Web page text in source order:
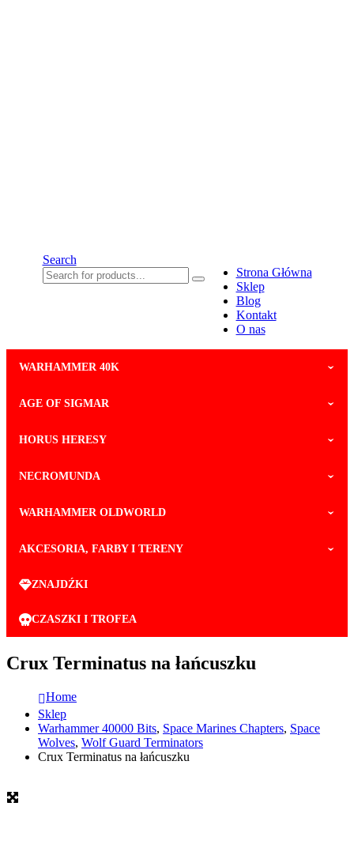
Search
Strona Główna
Sklep
Blog
Kontakt
O nas
WARHAMMER 40K
AGE OF SIGMAR
HORUS HERESY
NECROMUNDA
WARHAMMER OLDWORLD
AKCESORIA, FARBY I TERENY
ZNAJDŹKI
CZASZKI I TROFEA
Crux Terminatus na łańcuszku
Home
Sklep
Warhammer 40000 Bits, Space Marines Chapters, Space
Wolves, Wolf Guard Terminators
Crux Terminatus na łańcuszku